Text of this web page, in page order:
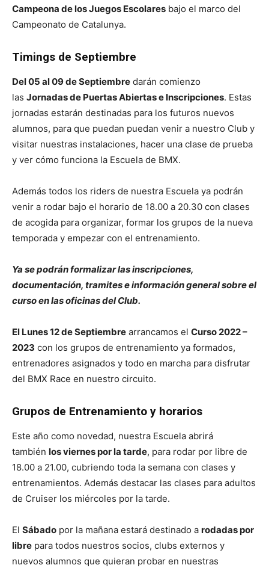
Campeona de los Juegos Escolares bajo el marco del
Campeonato de Catalunya.
Timings de Septiembre
Del 05 al 09 de Septiembre darán comienzo
las Jornadas de Puertas Abiertas e Inscripciones. Estas
jornadas estarán destinadas para los futuros nuevos
alumnos, para que puedan puedan venir a nuestro Club y
visitar nuestras instalaciones, hacer una clase de prueba
y ver cómo funciona la Escuela de BMX.
Además todos los riders de nuestra Escuela ya podrán
venir a rodar bajo el horario de 18.00 a 20.30 con clases
de acogida para organizar, formar los grupos de la nueva
temporada y empezar con el entrenamiento.
Ya se podrán formalizar las inscripciones,
documentación, tramites e información general sobre el
curso en las oficinas del Club.
El Lunes 12 de Septiembre arrancamos el Curso 2022 –
2023 con los grupos de entrenamiento ya formados,
entrenadores asignados y todo en marcha para disfrutar
del BMX Race en nuestro circuito.
Grupos de Entrenamiento y horarios
Este año como novedad, nuestra Escuela abrirá
también los viernes por la tarde, para rodar por libre de
18.00 a 21.00, cubriendo toda la semana con clases y
entrenamientos. Además destacar las clases para adultos
de Cruiser los miércoles por la tarde.
El Sábado por la mañana estará destinado a rodadas por
libre para todos nuestros socios, clubs externos y
nuevos alumnos que quieran probar en nuestras